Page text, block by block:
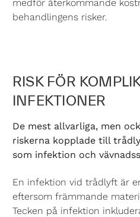
medför återkommande
behandlingens risker.
RISK FÖR
INFEKTIONER
De mest allvarliga, men
riskerna kopplade till
som infektion och
En infektion vid trådlyft är
eftersom främmande
Tecken på infektion